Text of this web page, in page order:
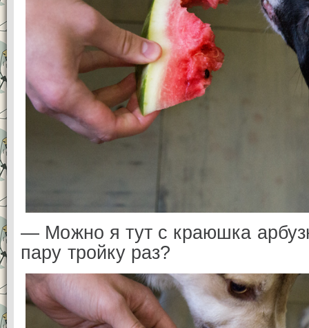
— Можно я тут c краюшка
пару тройку раз?